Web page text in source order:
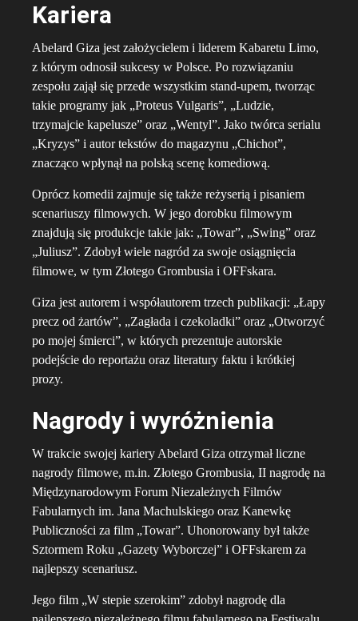
Kariera
Abelard Giza jest założycielem i liderem Kabaretu Limo,
z którym odnosił sukcesy w Polsce. Po rozwiązaniu
zespołu zajął się przede wszystkim stand-upem, tworząc
takie programy jak „Proteus Vulgaris”, „Ludzie,
trzymajcie kapelusze” oraz „Wentyl”. Jako twórca serialu
„Kryzys” i autor tekstów do magazynu „Chichot”,
znacząco wpłynął na polską scenę komediową.
Oprócz komedii zajmuje się także reżyserią i pisaniem
scenariuszy filmowych. W jego dorobku filmowym
znajdują się produkcje takie jak: „Towar”, „Swing” oraz
„Juliusz”. Zdobył wiele nagród za swoje osiągnięcia
filmowe, w tym Złotego Grombusia i OFFskara.
Giza jest autorem i współautorem trzech publikacji: „Łapy
precz od żartów”, „Zagłada i czekoladki” oraz „Otworzyć
po mojej śmierci”, w których prezentuje autorskie
podejście do reportażu oraz literatury faktu i krótkiej
prozy.
Nagrody i wyróżnienia
W trakcie swojej kariery Abelard Giza otrzymał liczne
nagrody filmowe, m.in. Złotego Grombusia, II nagrodę na
Międzynarodowym Forum Niezależnych Filmów
Fabularnych im. Jana Machulskiego oraz Kanewkę
Publiczności za film „Towar”. Uhonorowany był także
Sztormem Roku „Gazety Wyborczej” i OFFskarem za
najlepszy scenariusz.
Jego film „W stepie szerokim” zdobył nagrodę dla